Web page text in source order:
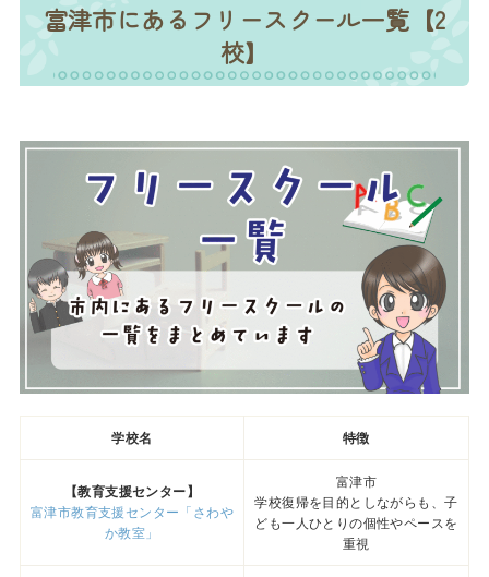
富津市にあるフリースクール一覧【2
校】
学校名 特徴
【教育支援センター】
富津市教育支援センター「さわや
か教室」
富津市
学校復帰を目的としながらも、子
ども一人ひとりの個性やペースを
重視